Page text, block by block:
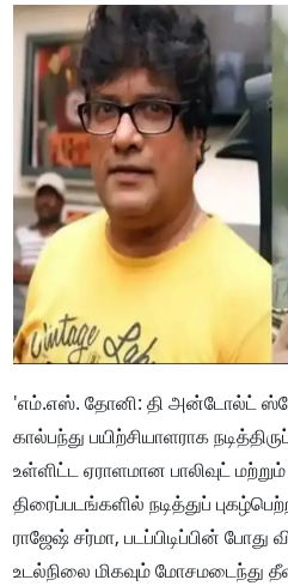
'எம்.எஸ். தோனி: தி அன்டோல்ட்
கால்பந்து பயிற்சியாளராக
உள்ளிட்ட ஏராளமான பாலிவுட்
திரைப்படங்களில் நடித்துப்
ராஜேஷ் சர்மா, படப்பிடிப்பின் போது
உடல்நிலை மிகவும் மோசமடைந்து